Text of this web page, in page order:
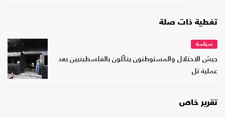
تغطية ذات صلة
سياسة
جيش الاحتلال والمستوطنون ينكّلون بالفلسطينيين بعد
عملية تل
تقرير خاص